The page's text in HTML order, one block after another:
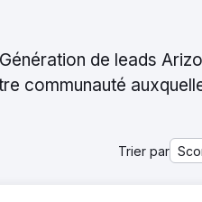
de leads
communauté
Trier par